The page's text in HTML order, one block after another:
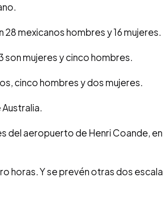
mexicanos hombres y 16 mujeres.
son mujeres y cinco hombres.
cinco hombres y dos mujeres.
del aeropuerto de Henri Coande, en
horas. Y se prevén otras dos